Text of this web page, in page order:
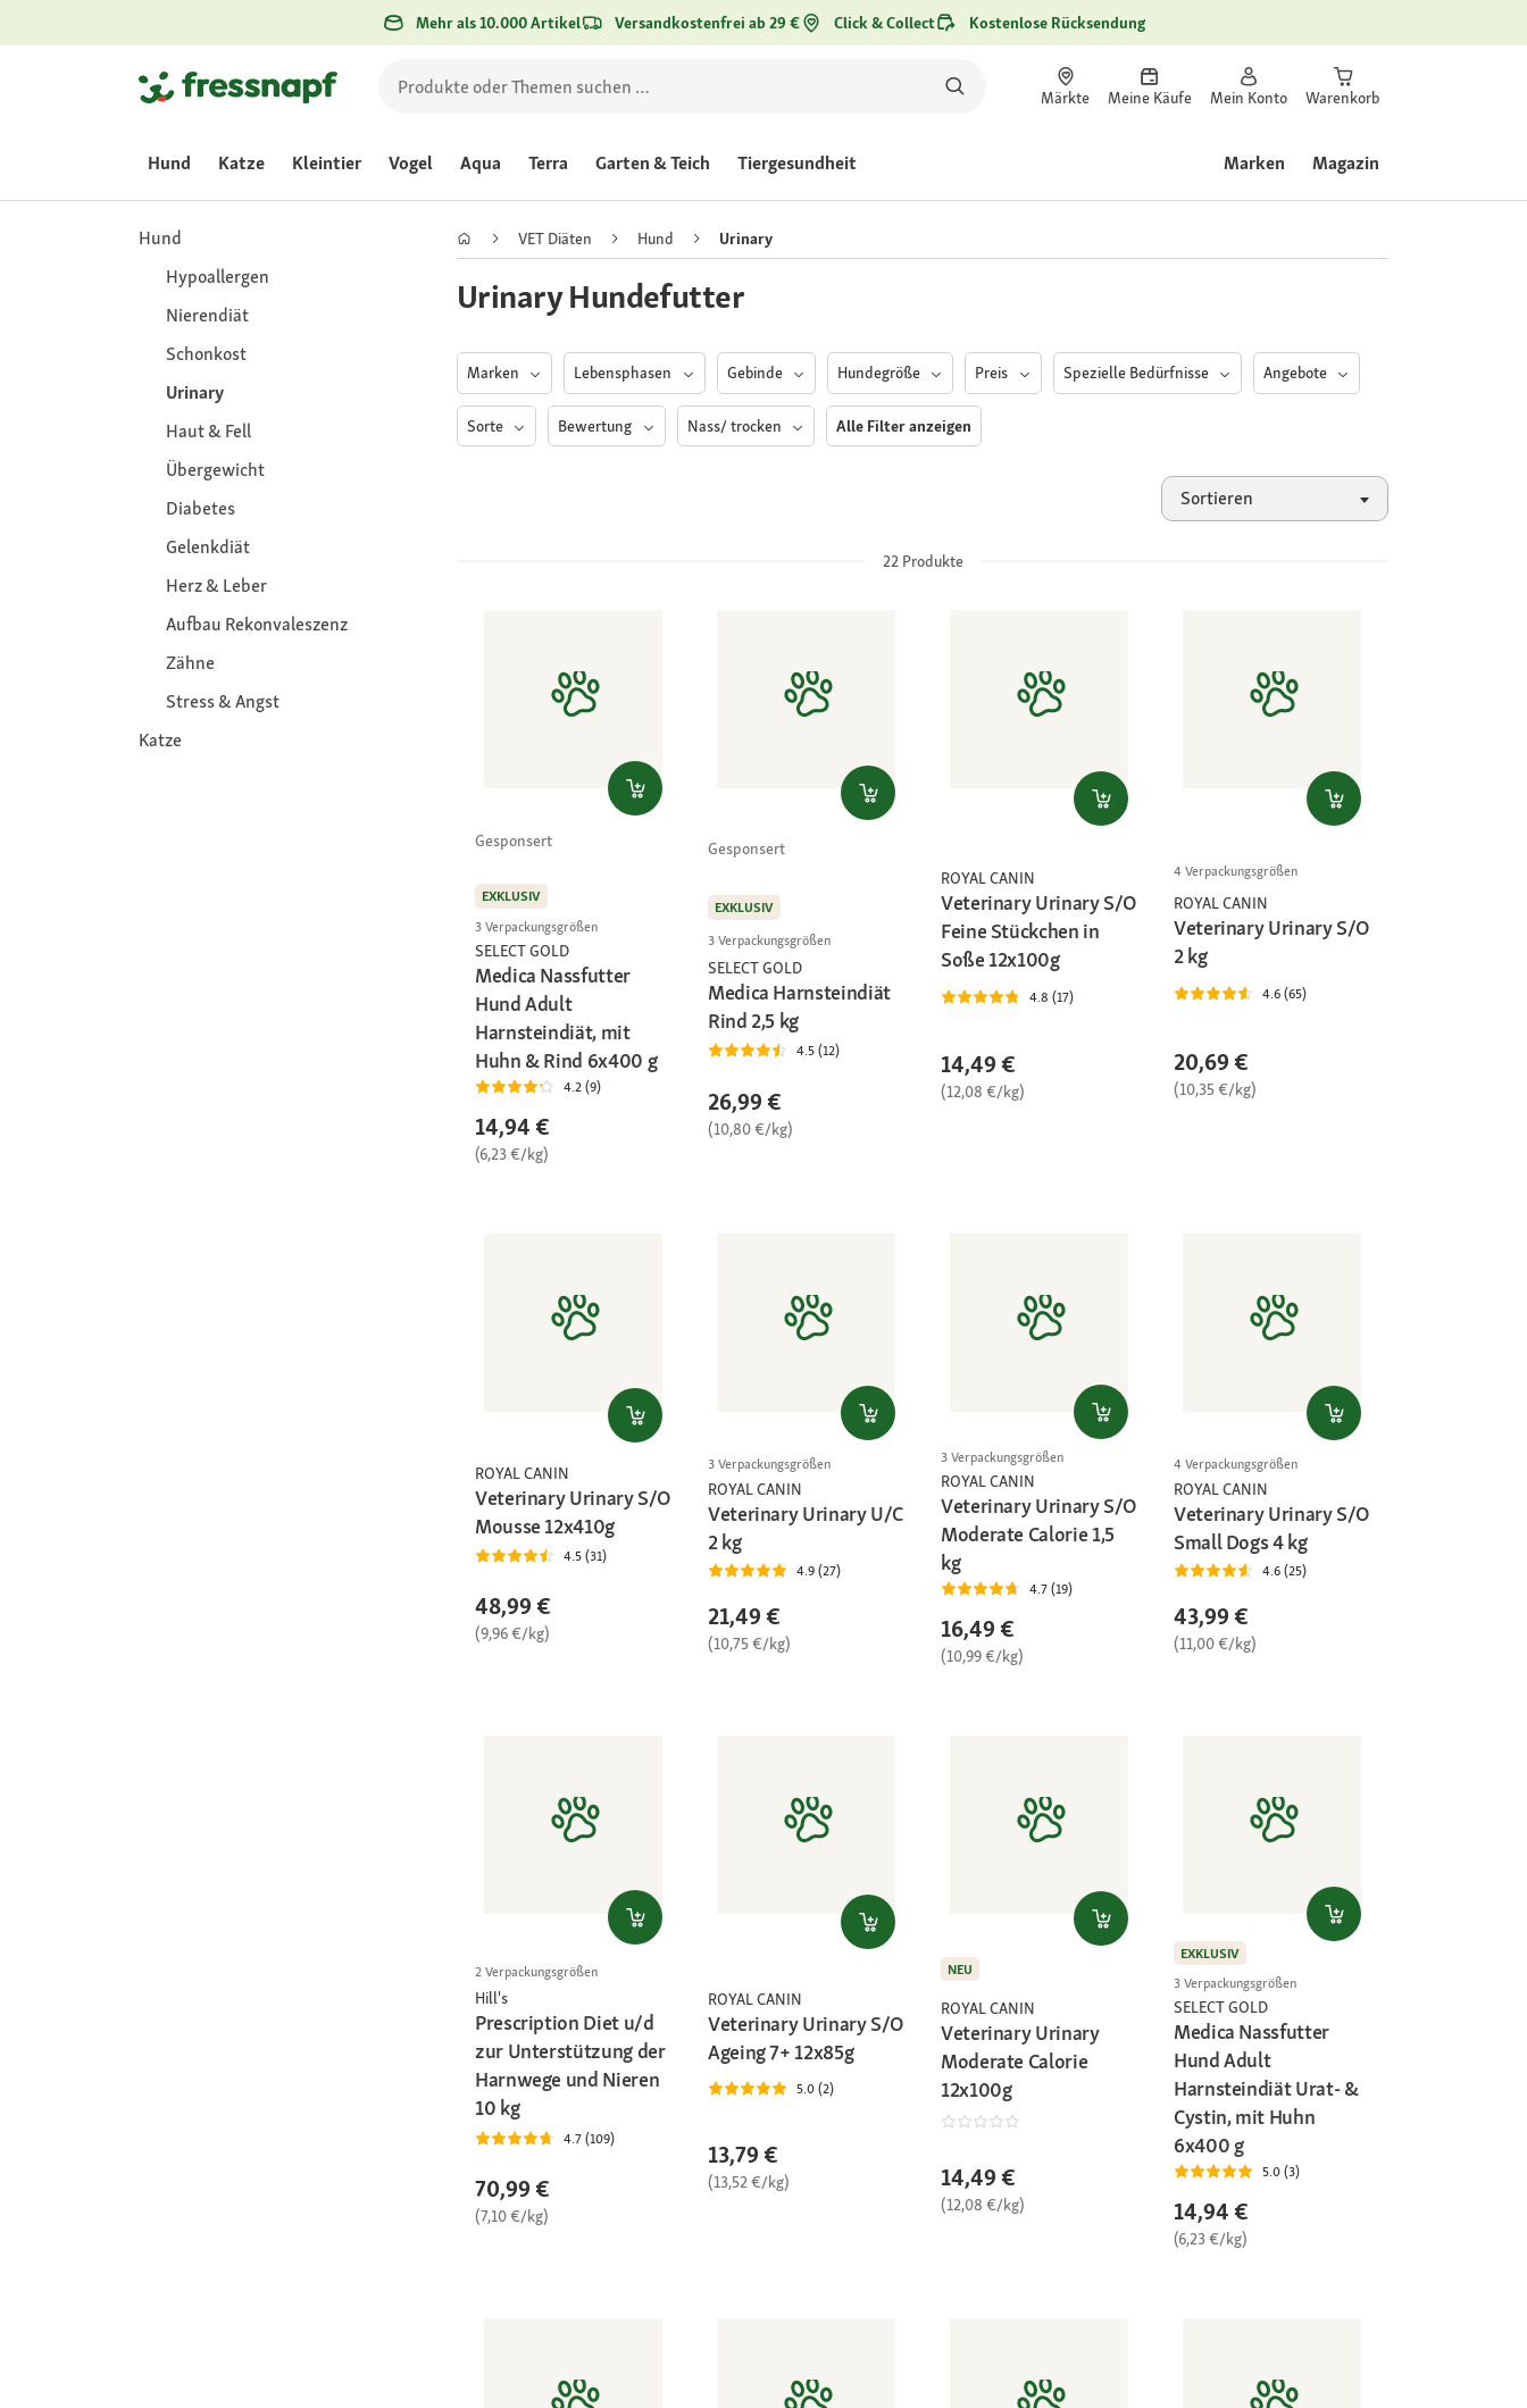
Mehr als 10.000 Artikel Versandkostenfrei ab 29 € Click & Collect Kostenlose Rücksendung
Märkte Meine Käufe Mein Konto Warenkorb
Hund Katze Kleintier Vogel Aqua Terra Garten & Teich Tiergesundheit Marken Magazin
Hund
Hypoallergen
Nierendiät
Schonkost
Urinary
Haut & Fell
Übergewicht
Diabetes
Gelenkdiät
Herz & Leber
Aufbau Rekonvaleszenz
Zähne
Stress & Angst
Katze
VET Diäten Hund Urinary
Urinary Hundefutter
Marken Lebensphasen Gebinde Hundegröße Preis Spezielle Bedürfnisse Angebote
Sorte Bewertung Nass/ trocken Alle Filter anzeigen
Sortieren
22Produkte
Gesponsert
EXKLUSIV
3 Verpackungsgrößen
SELECT GOLD
Medica Nassfutter
Hund Adult
Harnsteindiät, mit
Huhn & Rind 6x400 g
4.2 (9)
14,94 €
(6,23 €/kg)
Gesponsert
EXKLUSIV
3 Verpackungsgrößen
SELECT GOLD
Medica Harnsteindiät
Rind 2,5 kg
4.5 (12)
26,99 €
(10,80 €/kg)
ROYAL CANIN
Veterinary Urinary S/O
Feine Stückchen in
Soße 12x100g
4.8 (17)
14,49 €
(12,08 €/kg)
4 Verpackungsgrößen
ROYAL CANIN
Veterinary Urinary S/O
2 kg
4.6 (65)
20,69 €
(10,35 €/kg)
ROYAL CANIN
Veterinary Urinary S/O
Mousse 12x410g
4.5 (31)
48,99 €
(9,96 €/kg)
3 Verpackungsgrößen
ROYAL CANIN
Veterinary Urinary U/C
2 kg
4.9 (27)
21,49 €
(10,75 €/kg)
3 Verpackungsgrößen
ROYAL CANIN
Veterinary Urinary S/O
Moderate Calorie 1,5
kg
4.7 (19)
16,49 €
(10,99 €/kg)
4 Verpackungsgrößen
ROYAL CANIN
Veterinary Urinary S/O
Small Dogs 4 kg
4.6 (25)
43,99 €
(11,00 €/kg)
2 Verpackungsgrößen
Hill's
Prescription Diet u/d
zur Unterstützung der
Harnwege und Nieren
10 kg
4.7 (109)
70,99 €
(7,10 €/kg)
ROYAL CANIN
Veterinary Urinary S/O
Ageing 7+ 12x85g
5.0 (2)
13,79 €
(13,52 €/kg)
NEU
ROYAL CANIN
Veterinary Urinary
Moderate Calorie
12x100g
14,49 €
(12,08 €/kg)
EXKLUSIV
3 Verpackungsgrößen
SELECT GOLD
Medica Nassfutter
Hund Adult
Harnsteindiät Urat- &
Cystin, mit Huhn
6x400 g
5.0 (3)
14,94 €
(6,23 €/kg)